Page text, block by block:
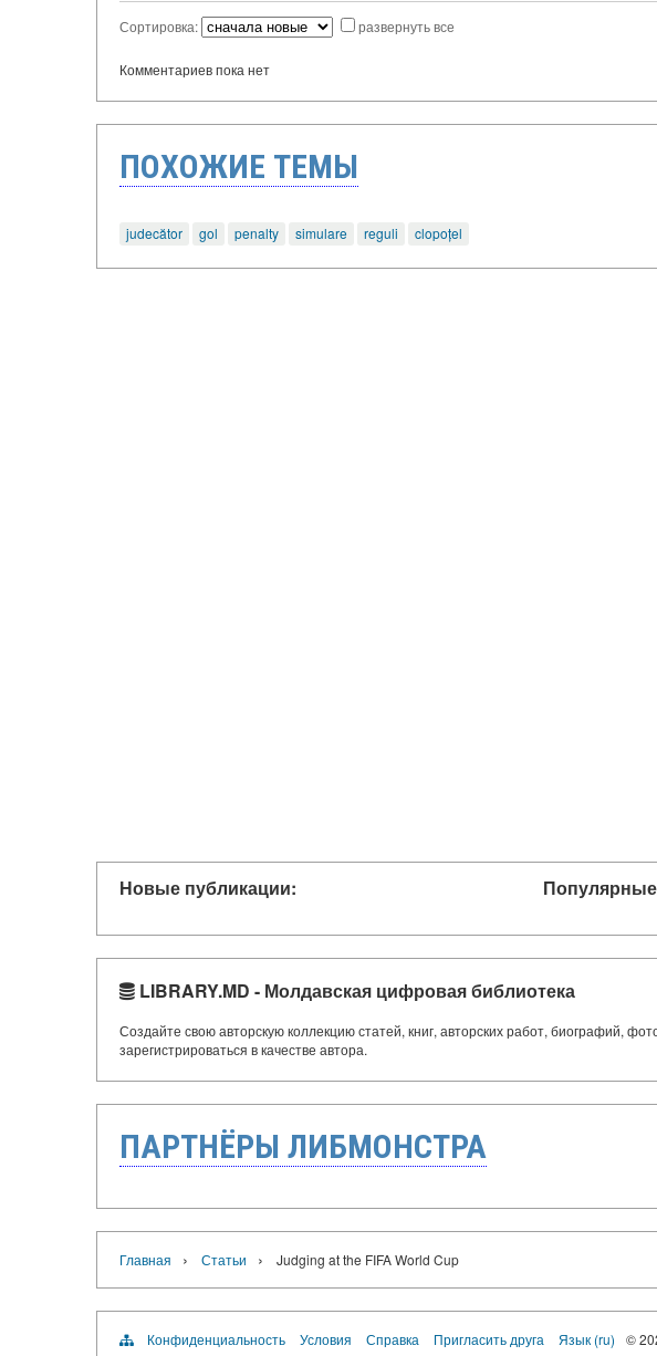
Сортировка: развернуть все
Комментариев пока нет
ПОХОЖИЕ ТЕМЫ
judecător gol penalty simulare reguli clopoțel
Новые публикации: Популярные
LIBRARY.MD - Молдавская цифровая библиотека
Создайте свою авторскую коллекцию статей, книг, авторских работ, биографий,
зарегистрироваться в качестве автора.
ПАРТНЁРЫ ЛИБМОНСТРА
Главная › Статьи › Judging at the FIFA World Cup
Конфиденциальность Условия Справка Пригласить друга Язык (ru) ©